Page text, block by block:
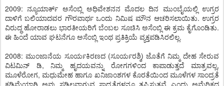
2009: ನ್ಯೂಯಾರ್ಕ್ ಅಸೆಂಬ್ಲಿ ಅಧಿವೇಶನನ ಮೊದಲ ದಿನ ಮುಂಬೈಯಲ್ಲಿ ಉಗ್ರರ
ದಾಳಿಗೆ ಬಲಿಯಾದವರ ಗೌರವಾರ್ಥ ಒಂದು ನಿಮಿಷ ಮೌನ ಆಚರಿಸಲಾಯಿತು. ಉಗ್ರರ
ವಿರುದ್ಧ ಹೋರಾಡಲು ಭಾರತೀಯರಿಗೆ ಬೆಂಬಲ ಸೂಚಿಸಿ ಅಸೆಂಬ್ಲಿ ಈ ಕ್ರಮ ಕೈಗೊಂಡಿತು.
ಈ ಹಿಂದೆ ಯಾವ ಘಟನೆಗೂ ಅಸೆಂಬ್ಲಿ ಇಂಥ ಪ್ರತಿಕ್ರಿಯೆ ವ್ಯಕ್ತಪಡಿಸಿರಲಿಲ್ಲ.
2008: ಮುಂಜಾನೆಯ ಸೂರ್ಯಕಿರಣದ (ಸೂರ್ಯರಶ್ಮಿ) ಜೊತೆಗೆ ನಿಮ್ಮ ದೇಹ ಸೇರುವ
ವಿಟಮಿನ್ ಡಿ, ನಿಮ್ಮ ಹೃದಯವನ್ನು ರೋಗಗಳಿಂದ ಕಾಪಾಡುತ್ತದೆ ಮಾತ್ರವಲ್ಲ,
ಮೂಳೆರೋಗ, ಮಧುಮೇಹ ಹಾಗೂ ಖನಿಜಾಂಶಗಳ ಕೊರತೆಯಿಂದ ಮೂಳೆಗಳ ಸಾಂದ್ರತೆ
ಕಡಿಮೆಯಾಗಿ ಅವು ಸಡಿಲವಾಗುವ ಸಾಧ್ಯತೆಗಳನ್ನೂ ತಪ್ಪಿಸುತ್ತವೆ ಎಂದು ಅಮೆರಿಕದ